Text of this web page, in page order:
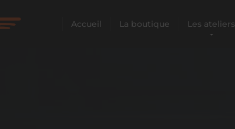
Accueil La boutique Les ateliers